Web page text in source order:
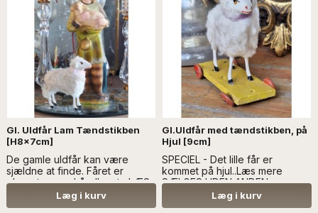
Gl. Uldfår Lam Tændstikben
[H8x7cm]
De gamle uldfår kan være
sjældne at finde. Fåret er
plysset, og er håndlavet....LÆS
MERE SÆLGES UDEN ANDEN
DEKORATION
Læg i kurv
Gl.Uldfår med tændstikben, på
Hjul [9cm]
SPECIEL - Det lille får er
kommet på hjul..Læs mere
SÆLGES UDEN ANDEN
DEKORATIONLæg i kurv